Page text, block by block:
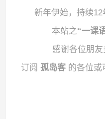
新年伊始，持续12
本站之“一课
感谢各位朋友
订阅 孤岛客 的各位或